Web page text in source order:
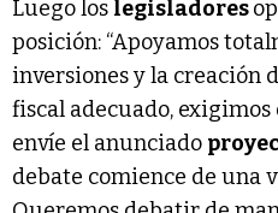
Luego los legisladores
posición: “Apoyamos
inversiones y la creación
fiscal adecuado, exigimos
envíe el anunciado
debate comience de una